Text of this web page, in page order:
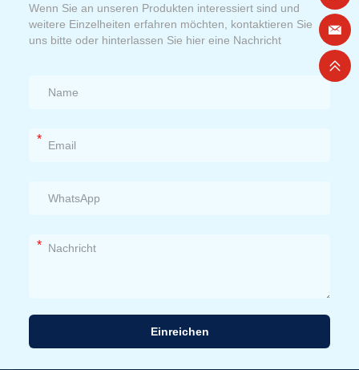
Wenn Sie an unseren Produkten interessiert sind und
weitere Einzelheiten erfahren möchten, kontaktieren Sie
uns bitte oder hinterlassen Sie hier eine Nachricht
*
*
Einreichen